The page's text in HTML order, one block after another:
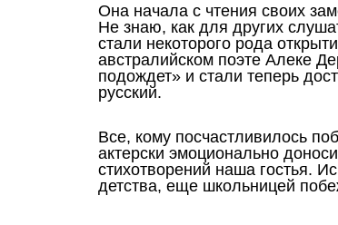
Она начала с чтения своих
Не знаю, как для других
стали некоторого рода
австралийском поэте Алеке
подождет» и стали теперь
русский.
Все, кому посчастливилось
актерски эмоционально
стихотворений наша гостья.
детства, еще школьницей